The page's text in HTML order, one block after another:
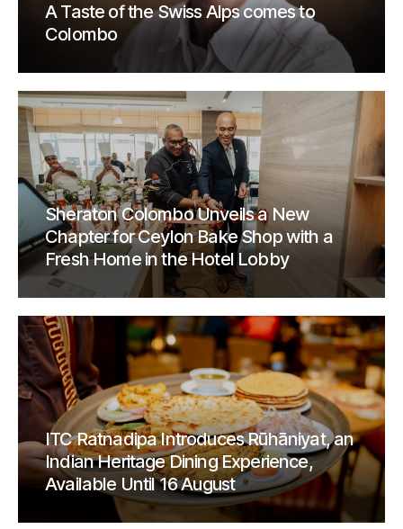
A Taste of the Swiss Alps comes to
Colombo
Sheraton Colombo Unveils a New
Chapter for Ceylon Bake Shop with a
Fresh Home in the Hotel Lobby
ITC Ratnadipa Introduces Rūhāniyat, an
Indian Heritage Dining Experience,
Available Until 16 August